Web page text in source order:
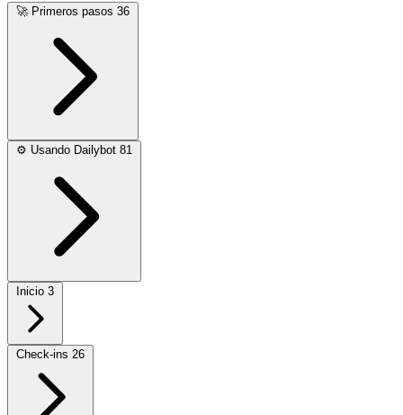
🚀 Primeros pasos 36
⚙️ Usando Dailybot 81
Inicio 3
Check-ins 26